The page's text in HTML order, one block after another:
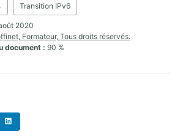
Transition IPv6
2020
Formateur, Tous droits réservés.
document : 90 %